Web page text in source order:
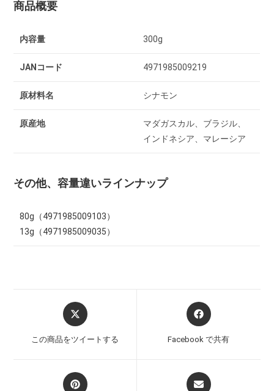
商品概要
内容量 300g
JANコード 4971985009219
原材料名 シナモン
原産地
マダガスカル、ブラジル、
インドネシア、マレーシア
その他、容量違いラインナップ
80g（4971985009103）
13g（4971985009035）
この商品をツイートする Facebook で共有